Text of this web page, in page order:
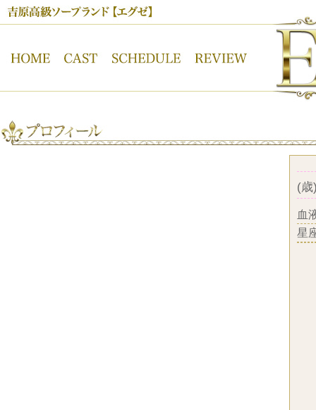
吉原高級ソープランド【ＥＸＥ】オフィシャルサイト
(歳
血
星